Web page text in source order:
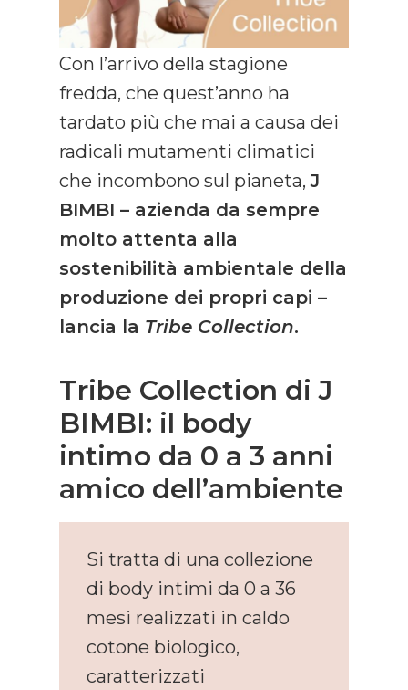
Con l’arrivo della stagione
fredda, che quest’anno ha
tardato più che mai a causa dei
radicali mutamenti climatici
che incombono sul pianeta,J
BIMBI – azienda da sempre
molto attenta alla
sostenibilità ambientale della
produzione dei propri capi –
lancia la Tribe Collection.
Tribe Collection di J
BIMBI: il body
intimo da 0 a 3 anni
amico dell’ambiente
Si tratta di una collezione
di body intimi da 0 a 36
mesi realizzati in caldo
cotone biologico,
caratterizzati